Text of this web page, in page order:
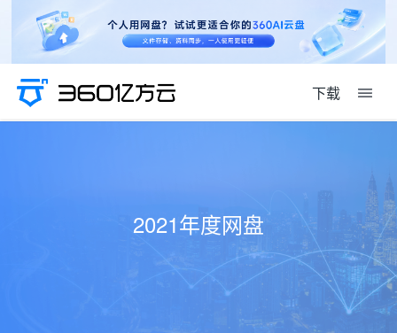
下载
2021年度网盘